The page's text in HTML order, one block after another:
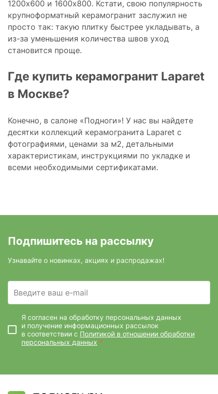
1200x600 и 1600x800. Кстати, свою популярность
крупноформатный керамогранит заслужил не
просто так: такую плитку быстрее укладывать, а
из-за уменьшения количества швов уход
становится проще.
Где купить керамогранит Laparet
в Москве?
Конечно, в салоне «Подноги»! У нас вы найдете
десятки коллекций керамогранита Laparet c
фотографиями, ценами за м2, детальными
характеристикам, инструкциями по укладке и
всеми необходимыми сертификатами.
Подпишитесь на рассылку
Узнавайте о новинках, акциях и распродажах!
Введите ваш e-mail
Я согласен на обработку персональных данных
и получение информационных рассылок
в соответствии с Политикой в отношении обработки
персональных данных *